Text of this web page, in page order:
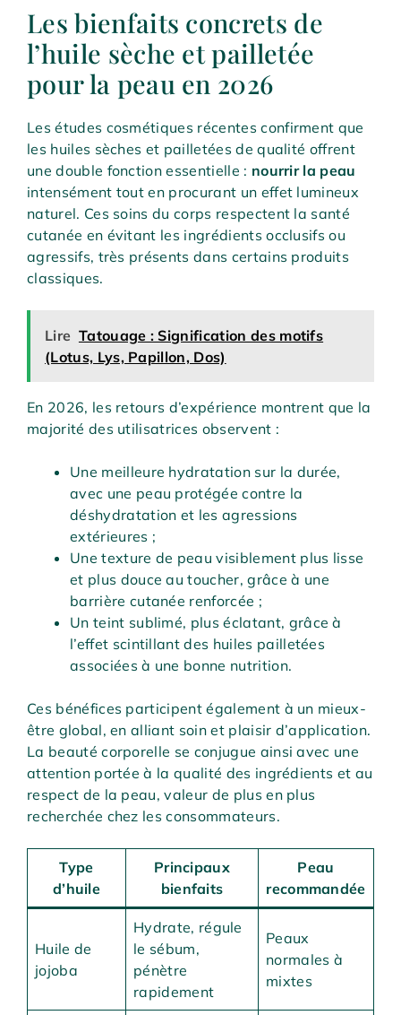
Les bienfaits concrets de
l’huile sèche et pailletée
pour la peau en 2026
Les études cosmétiques récentes confirment que
les huiles sèches et pailletées de qualité offrent
une double fonction essentielle : nourrir la peau
intensément tout en procurant un effet lumineux
naturel. Ces soins du corps respectent la santé
cutanée en évitant les ingrédients occlusifs ou
agressifs, très présents dans certains produits
classiques.
Lire Tatouage : Signification des motifs
(Lotus, Lys, Papillon, Dos)
En 2026, les retours d’expérience montrent que la
majorité des utilisatrices observent :
Une meilleure hydratation sur la durée,
avec une peau protégée contre la
déshydratation et les agressions
extérieures ;
Une texture de peau visiblement plus lisse
et plus douce au toucher, grâce à une
barrière cutanée renforcée ;
Un teint sublimé, plus éclatant, grâce à
l’effet scintillant des huiles pailletées
associées à une bonne nutrition.
Ces bénéfices participent également à un mieux-
être global, en alliant soin et plaisir d’application.
La beauté corporelle se conjugue ainsi avec une
attention portée à la qualité des ingrédients et au
respect de la peau, valeur de plus en plus
recherchée chez les consommateurs.
Type
d’huile
Principaux
bienfaits
Peau
recommandée
Huile de
jojoba
Hydrate, régule
le sébum,
pénètre
rapidement
Peaux
normales à
mixtes